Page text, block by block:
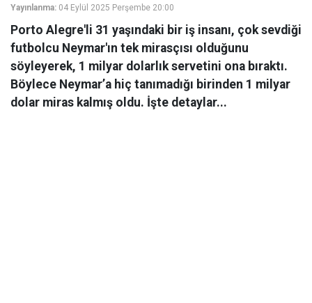
Yayınlanma: 04 Eylül 2025 Perşembe 20:00
Porto Alegre'li 31 yaşındaki bir iş insanı, çok sevdiği
futbolcu Neymar'ın tek mirasçısı olduğunu
söyleyerek, 1 milyar dolarlık servetini ona bıraktı.
Böylece Neymar’a hiç tanımadığı birinden 1 milyar
dolar miras kalmış oldu. İşte detaylar...